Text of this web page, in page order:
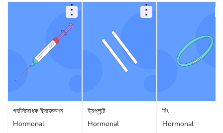
গর্ভনিরোধক ইনজেকশন
Hormonal
ইমপ্লান্ট
Hormonal
রিং
Hormonal